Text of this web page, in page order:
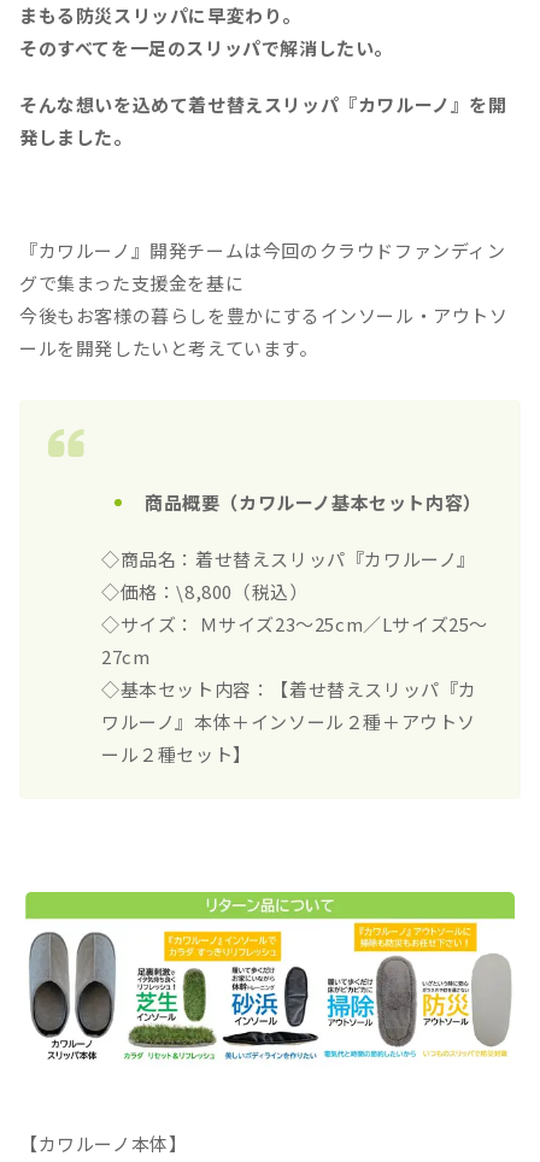
まもる防災スリッパに早変わり。
そのすべてを一足のスリッパで解消したい。
そんな想いを込めて着せ替えスリッパ『カワルーノ』を開
発しました。
『カワルーノ』開発チームは今回のクラウドファンディン
グで集まった支援金を基に
今後もお客様の暮らしを豊かにするインソール・アウトソ
ールを開発したいと考えています。
商品概要（カワルーノ基本セット内容）
◇商品名：着せ替えスリッパ『カワルーノ』
◇価格：\8,800（税込）
◇サイズ： Ｍサイズ23～25cm／Lサイズ25～
27cm
◇基本セット内容：【着せ替えスリッパ『カ
ワルーノ』本体＋インソール２種＋アウトソ
ール２種セット】
【カワルーノ本体】